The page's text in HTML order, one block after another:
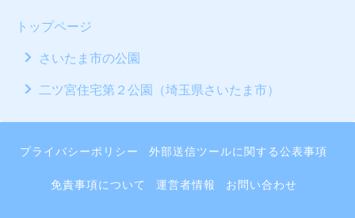
トップページ
さいたま市の公園
二ツ宮住宅第２公園（埼玉県さいたま市）
プライバシーポリシー 外部送信ツールに関する公表事項
免責事項について 運営者情報 お問い合わせ